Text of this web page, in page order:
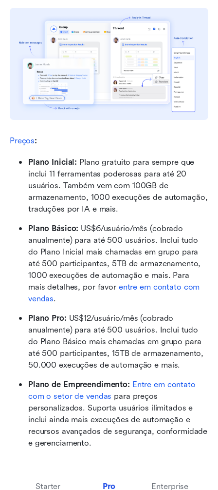
Preços:
Plano Inicial: Plano gratuito para sempre que
inclui 11 ferramentas poderosas para até 20
usuários. Também vem com 100GB de
armazenamento, 1000 execuções de automação,
traduções por IA e mais.
Plano Básico: US$6/usuário/mês (cobrado
anualmente) para até 500 usuários. Inclui tudo
do Plano Inicial mais chamadas em grupo para
até 500 participantes, 5TB de armazenamento,
1000 execuções de automação e mais. Para
mais detalhes, por favor entre em contato com
vendas.
Plano Pro: US$12/usuário/mês (cobrado
anualmente) para até 500 usuários. Inclui tudo
do Plano Básico mais chamadas em grupo para
até 500 participantes, 15TB de armazenamento,
50.000 execuções de automação e mais.
Plano de Empreendimento: Entre em contato
com o setor de vendas para preços
personalizados. Suporta usuários ilimitados e
inclui ainda mais execuções de automação e
recursos avançados de segurança, conformidade
e gerenciamento.
Starter Pro Enterprise